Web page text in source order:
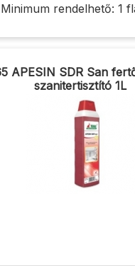
Minimum rendelhető: 1
APESIN SDR San
szanitertisztító 1L